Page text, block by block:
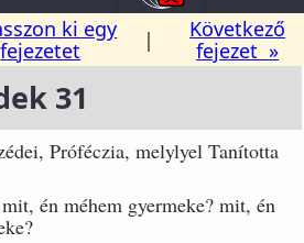
ki egy
fejezetet
|
Következő
fejezet »
31
Próféczia, melylyel Tanította
én méhem gyermeke? mit, én